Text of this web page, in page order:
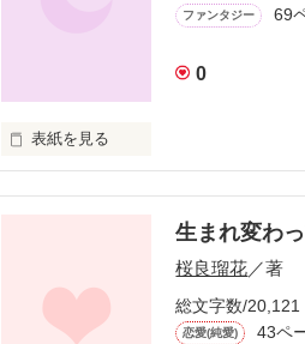
ファンタジー 69
0
表紙を見る
生まれ変わ
桜良瑠花／著
総文字数/20,121
恋愛(純愛) 43ペ